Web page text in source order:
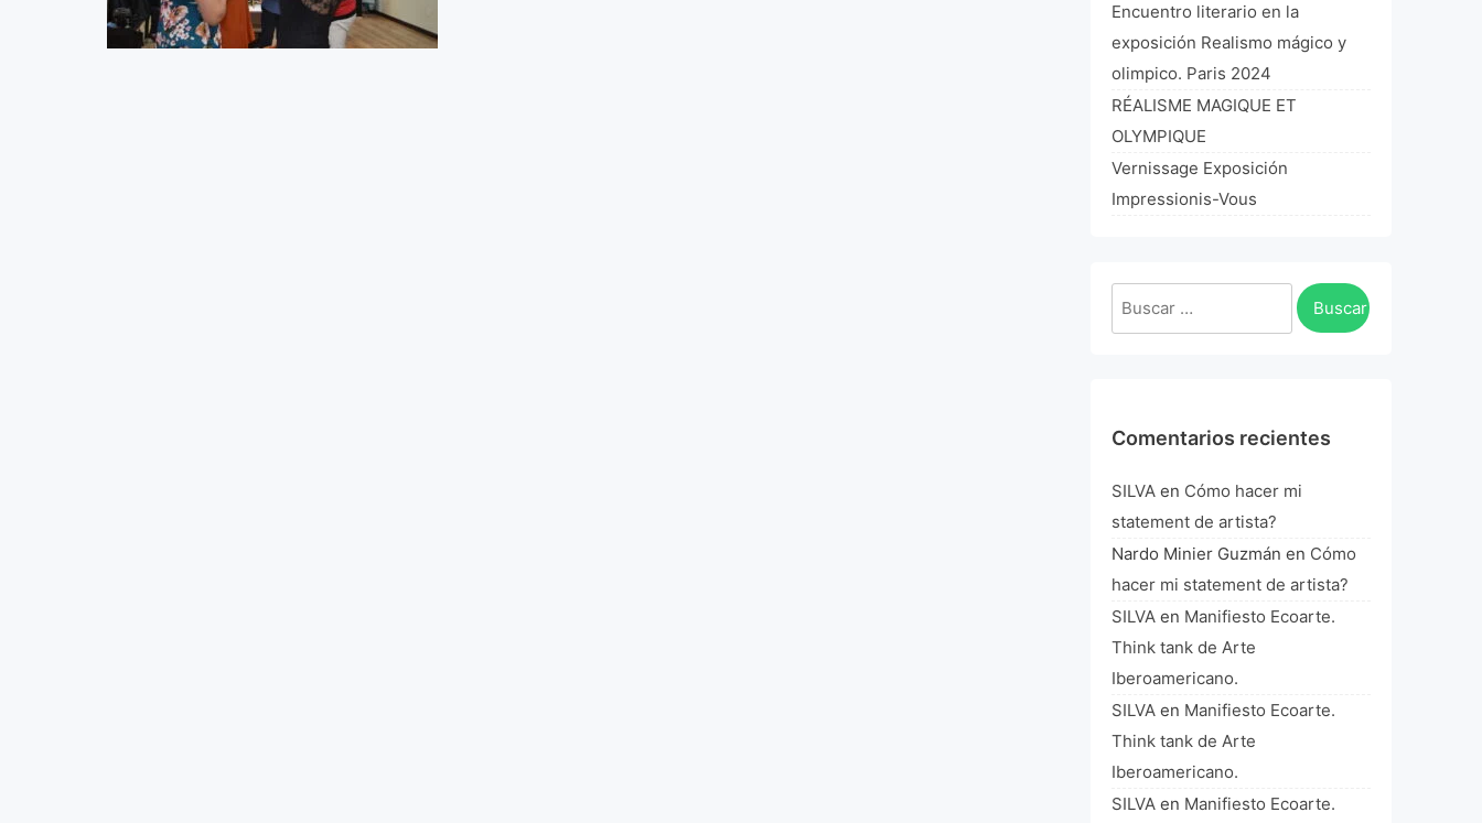
Encuentro literario en la
exposición Realismo mágico y
olimpico. Paris 2024
RÉALISME MAGIQUE ET
OLYMPIQUE
Vernissage Exposición
Impressionis-Vous
Buscar:
Comentarios recientes
SILVA en Cómo hacer mi
statement de artista?
Nardo Minier Guzmán en Cómo
hacer mi statement de artista?
SILVA en Manifiesto Ecoarte.
Think tank de Arte
Iberoamericano.
SILVA en Manifiesto Ecoarte.
Think tank de Arte
Iberoamericano.
SILVA en Manifiesto Ecoarte.